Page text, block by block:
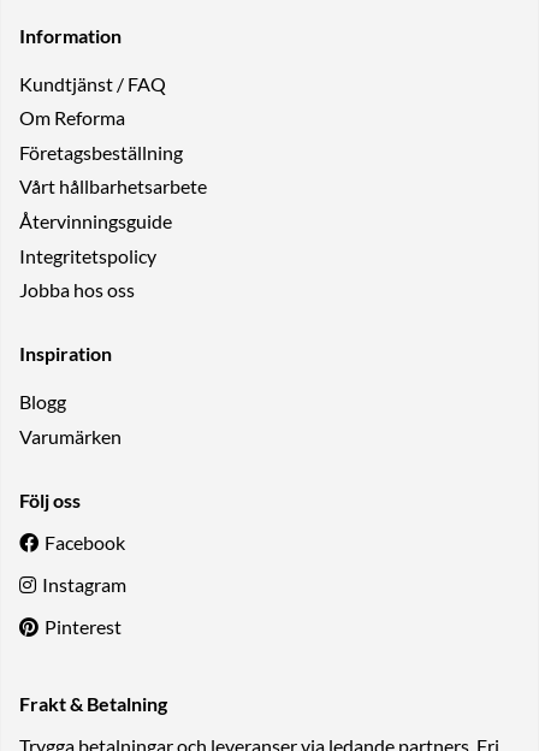
Information
Kundtjänst / FAQ
Om Reforma
Företagsbeställning
Vårt hållbarhetsarbete
Återvinningsguide
Integritetspolicy
Jobba hos oss
Inspiration
Blogg
Varumärken
Följ oss
Facebook
Instagram
Pinterest
Frakt & Betalning
Trygga betalningar och leveranser via ledande partners. Fri